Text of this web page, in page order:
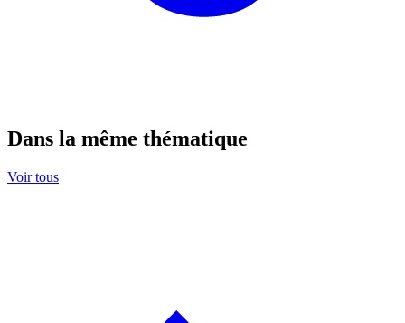
Dans la même thématique
Voir tous